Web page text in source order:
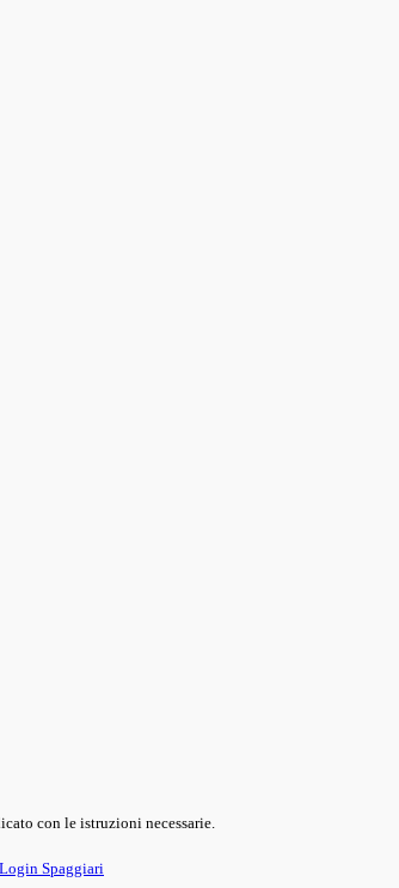
con le istruzioni necessarie.
Login Spaggiari